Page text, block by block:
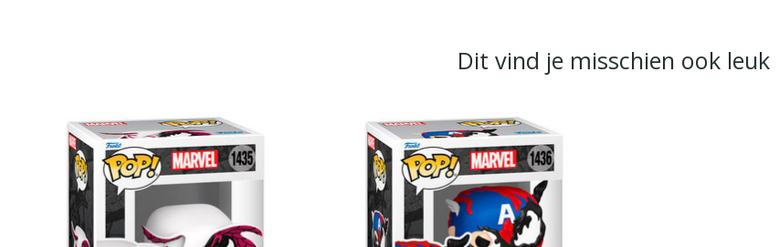
Dit vind je misschien ook leuk
Items van productcarrousel